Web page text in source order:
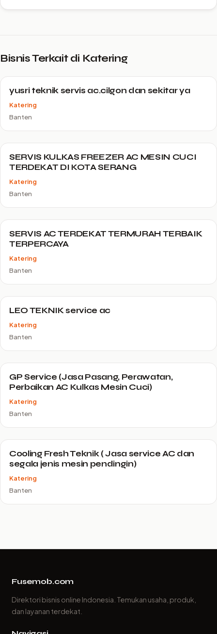
Bisnis Terkait di Katering
yusri teknik servis ac.cilgon dan sekitar ya
Katering
Banten
SERVIS KULKAS FREEZER AC MESIN CUCI
TERDEKAT DI KOTA SERANG
Katering
Banten
SERVIS AC TERDEKAT TERMURAH TERBAIK
TERPERCAYA
Katering
Banten
LEO TEKNIK service ac
Katering
Banten
GP Service (Jasa Pasang, Perawatan,
Perbaikan AC Kulkas Mesin Cuci)
Katering
Banten
Cooling Fresh Teknik ( Jasa service AC dan
segala jenis mesin pendingin)
Katering
Banten
Fusemob.com
Direktori bisnis online Indonesia. Temukan usaha, produk,
dan layanan terdekat.